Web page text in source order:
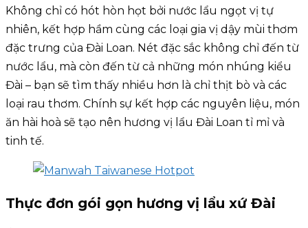
Không chỉ có hót hòn họt bởi nước lẩu ngọt vị tự
nhiên, kết hợp hầm cùng các loại gia vị dậy mùi thơm
đặc trưng của Đài Loan. Nét đặc sắc không chỉ đến từ
nước lẩu, mà còn đến từ cả những món nhúng kiểu
Đài – bạn sẽ tìm thấy nhiều hơn là chỉ thịt bò và các
loại rau thơm. Chính sự kết hợp các nguyên liệu, món
ăn hài hoà sẽ tạo nên hương vị lẩu Đài Loan tỉ mỉ và
tinh tế.
Thực đơn gói gọn hương vị lẩu xứ Đài